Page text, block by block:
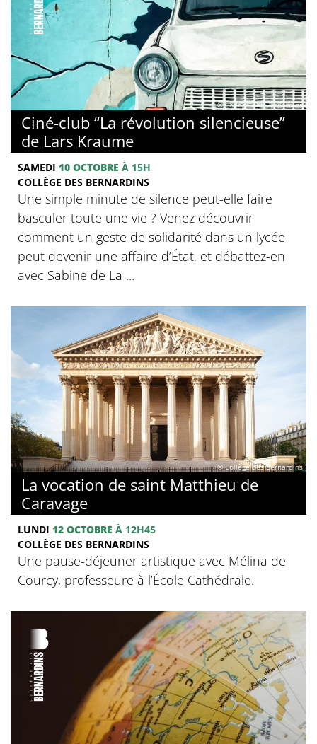
© Collège des Bernardins
Ciné-club “La révolution silencieuse”
de Lars Kraume
SAMEDI 10 OCTOBRE À 15H
COLLÈGE DES BERNARDINS
Une simple minute de silence peut-elle faire
basculer toute une vie ? Venez découvrir
comment un geste de solidarité dans un lycée
peut devenir une affaire d’État, et débattez-en
avec Sabine de La ...
© Collège des Bernardins
La vocation de saint Matthieu de
Caravage
LUNDI 12 OCTOBRE À 12H45
COLLÈGE DES BERNARDINS
Une pause-déjeuner artistique avec Mélina de
Courcy, professeure à l’École Cathédrale.